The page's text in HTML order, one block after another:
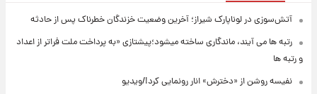
آتش‌سوزی در لوناپارک شیراز؛ آخرین وضعیت خزندگان خطرناک پس از حادثه
رتبه ها می آیند، ماندگاری ساخته میشود؛پیشتازی «به پرداخت ملت فراتر از اعداد
و رتبه ها
نفیسه روشن از «دخترش» انار رونمایی کرد!/ویدیو